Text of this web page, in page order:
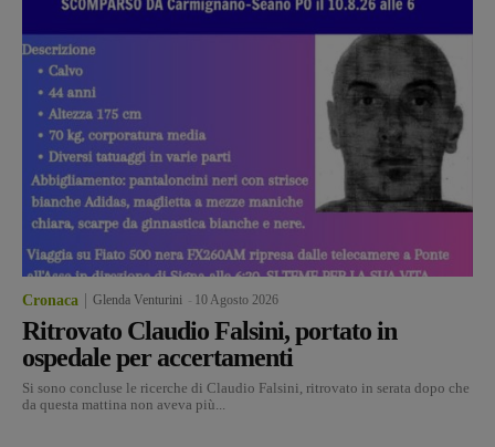
Cronaca Glenda Venturini 10 Agosto 2026
Ritrovato Claudio Falsini, portato in
ospedale per accertamenti
Si sono concluse le ricerche di Claudio Falsini, ritrovato in serata dopo che
da questa mattina non aveva più...